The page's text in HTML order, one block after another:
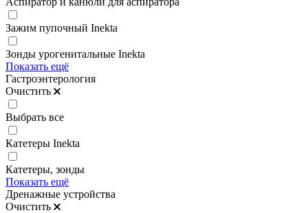
Зажим пупочный Inekta
Зонды урогенитальные Inekta
Показать ещё
Гастроэнтерология
Очистить
Выбрать все
Катетеры Inekta
Катетеры, зонды
Показать ещё
Дренажные устройства
Очистить